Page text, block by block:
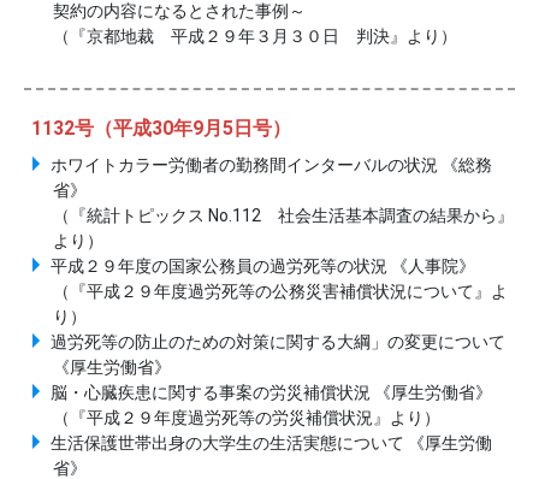
契約の内容になるとされた事例～
（『京都地裁 平成２９年３月３０日 判決』より）
1132号（平成30年9月5日号）
ホワイトカラー労働者の勤務間インターバルの状況 《総務
省》
（『統計トピックス No.112 社会生活基本調査の結果から』
より）
平成２９年度の国家公務員の過労死等の状況 《人事院》
（『平成２９年度過労死等の公務災害補償状況について』よ
り）
過労死等の防止のための対策に関する大綱」の変更について
《厚生労働省》
脳・心臓疾患に関する事案の労災補償状況 《厚生労働省》
（『平成２９年度過労死等の労災補償状況』より）
生活保護世帯出身の大学生の生活実態について 《厚生労働
省》